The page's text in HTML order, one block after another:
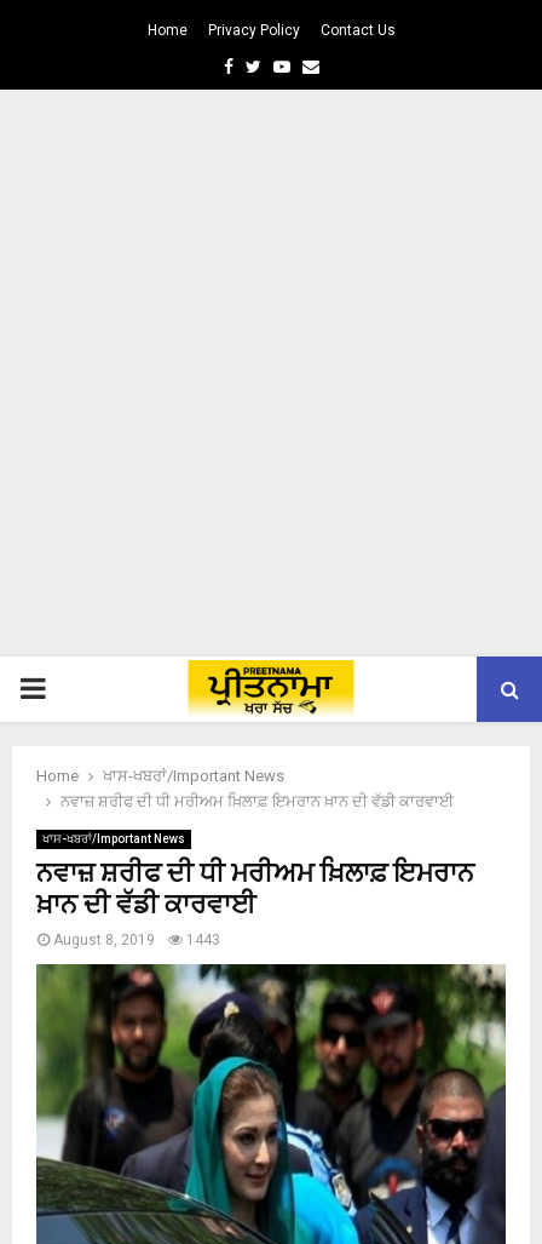
Home Privacy Policy Contact Us
Facebook
TwitterYoutube
Email
PRIMARY
Home
ਖਾਸ-ਖਬਰਾਂ/Important News
ਨਵਾਜ਼ ਸ਼ਰੀਫ ਦੀ ਧੀ ਮਰੀਅਮ ਖ਼ਿਲਾਫ਼ ਇਮਰਾਨ ਖ਼ਾਨ ਦੀ ਵੱਡੀ ਕਾਰਵਾਈ
ਖਾਸ-ਖਬਰਾਂ/Important News
ਨਵਾਜ਼ ਸ਼ਰੀਫ ਦੀ ਧੀ ਮਰੀਅਮ ਖ਼ਿਲਾਫ਼ ਇਮਰਾਨ
ਖ਼ਾਨ ਦੀ ਵੱਡੀ ਕਾਰਵਾਈ
August 8, 2019 1443